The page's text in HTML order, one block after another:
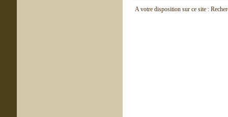
A votre disposition sur ce site :